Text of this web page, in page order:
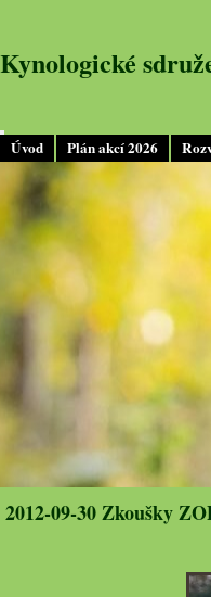
Úvod Plán akcí 2026
Kynologické
2012-09-30 Zkoušky